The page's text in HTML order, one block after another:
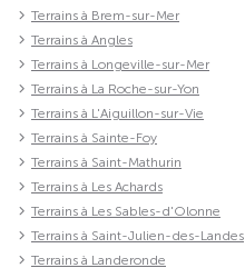
Terrains à Brem-sur-Mer
Terrains à Angles
Terrains à Longeville-sur-Mer
Terrains à La Roche-sur-Yon
Terrains à L'Aiguillon-sur-Vie
Terrains à Sainte-Foy
Terrains à Saint-Mathurin
Terrains à Les Achards
Terrains à Les Sables-d'Olonne
Terrains à Saint-Julien-des-Landes
Terrains à Landeronde